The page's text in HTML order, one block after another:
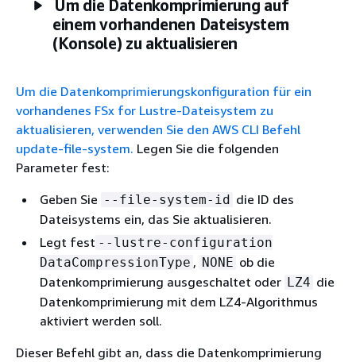
Um die Datenkomprimierung auf
einem vorhandenen Dateisystem
(Konsole) zu aktualisieren
Um die Datenkomprimierungskonfiguration für ein
vorhandenes FSx for Lustre-Dateisystem zu
aktualisieren, verwenden Sie den AWS CLI Befehl
update-file-system. Legen Sie die folgenden
Parameter fest:
Geben Sie --file-system-id die ID des
Dateisystems ein, das Sie aktualisieren.
Legt fest --lustre-configuration
DataCompressionType , NONE ob die
Datenkomprimierung ausgeschaltet oder LZ4 die
Datenkomprimierung mit dem LZ4-Algorithmus
aktiviert werden soll.
Dieser Befehl gibt an, dass die Datenkomprimierung